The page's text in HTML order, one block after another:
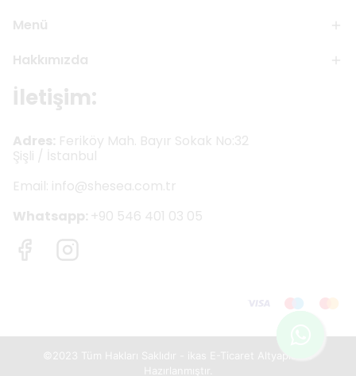
Menü
Hakkımızda
İletişim:
Adres: Feriköy Mah. Bayır Sokak No:32
Şişli / İstanbul
Email: info@shesea.com.tr
Whatsapp: +90 546 401 03 05
©2023 Tüm Hakları Saklıdır - ikas E-Ticaret